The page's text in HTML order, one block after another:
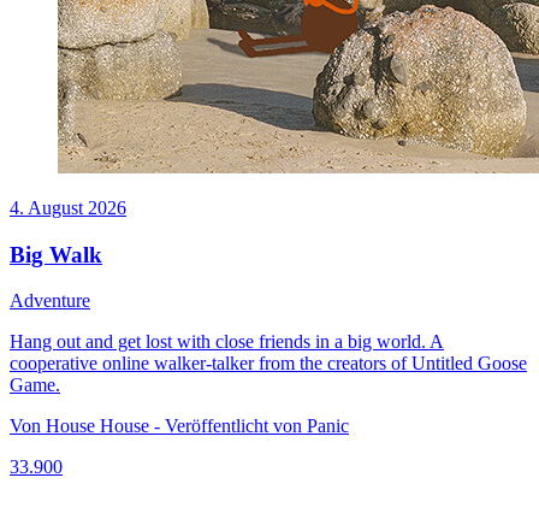
4. August 2026
Big Walk
Adventure
Hang out and get lost with close friends in a big world. A
cooperative online walker-talker from the creators of Untitled Goose
Game.
Von House House - Veröffentlicht von Panic
33.900